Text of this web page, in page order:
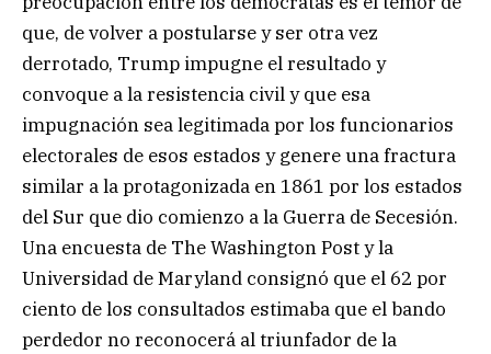
que, de volver a postularse y ser otra vez
derrotado, Trump impugne el resultado y
convoque a la resistencia civil y que esa
impugnación sea legitimada por los funcionarios
electorales de esos estados y genere una fractura
similar a la protagonizada en 1861 por los estados
del Sur que dio comienzo a la Guerra de Secesión.
Una encuesta de The Washington Post y la
Universidad de Maryland consignó que el 62 por
ciento de los consultados estimaba que el bando
perdedor no reconocerá al triunfador de la